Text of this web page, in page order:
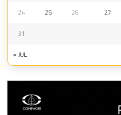
24 25 26 27
31
« JUL